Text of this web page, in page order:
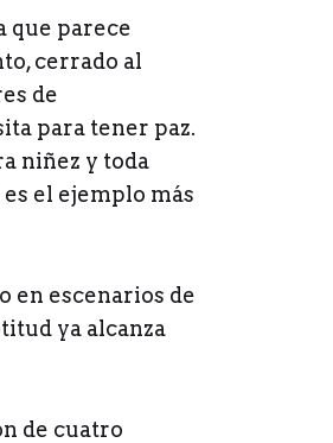
que parece
cerrado al
de
para tener paz.
niñez y toda
el ejemplo más
en escenarios de
ya alcanza
de cuatro